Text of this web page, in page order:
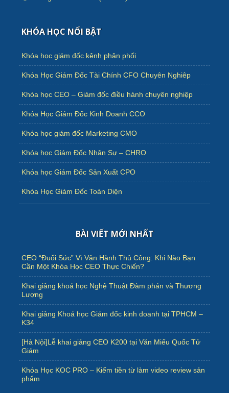
KHÓA HỌC NỔI BẬT
Khóa học giám đốc kênh phân phối
Khóa Học Giám Đốc Tài Chính CFO Chuyên Nghiêp
Khóa học CEO – Giám đốc điều hành chuyên nghiệp
Khóa Học Giám Đốc Kinh Doanh CCO
Khóa học giám đốc Marketing CMO
Khóa học Giám Đốc Nhân Sự – CHRO
Khóa học Giám Đốc Sản Xuất CPO
Khóa Học Giám Đốc Toàn Diện
BÀI VIẾT MỚI NHẤT
CEO “Đuối Sức” Vì Vận Hành Thủ Công: Khi Nào Bạn
Cần Một Khóa Học CEO Thực Chiến?
Khai giảng khoá học Nghệ Thuật Đàm phán và Thương
Lượng
Khai giảng Khoá học Giám đốc kinh doanh tại TPHCM –
K34
[Hà Nội]Lễ khai giảng CEO K200 tại Văn Miếu Quốc Tử
Giám
Khóa Học KOC PRO – Kiếm tiền từ làm video review sản
phẩm